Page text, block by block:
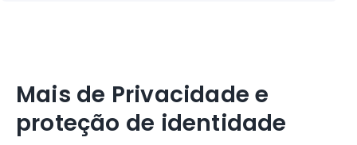
Mais de Privacidade e
proteção de identidade